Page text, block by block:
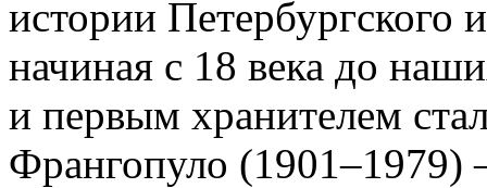
истории Петербургского
начиная с 18 века до
и первым хранителем
Франгопуло (1901–1979)